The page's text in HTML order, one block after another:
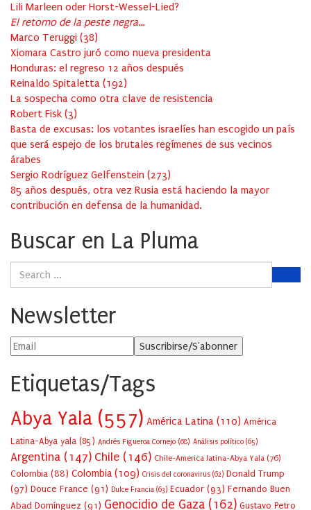
Lili Marleen oder Horst-Wessel-Lied?
El retorno de la peste negra…
Marco Teruggi (38)
Xiomara Castro juró como nueva presidenta
Honduras: el regreso 12 años después
Reinaldo Spitaletta (192)
La sospecha como otra clave de resistencia
Robert Fisk (3)
Basta de excusas: los votantes israelíes han escogido un país
que será espejo de los brutales regímenes de sus vecinos
árabes
Sergio Rodríguez Gelfenstein (273)
85 años después, otra vez Rusia está haciendo la mayor
contribución en defensa de la humanidad.
Buscar en La Pluma
Newsletter
Etiquetas/Tags
Abya Yala (557) América Latina (110) América
Latina-Abya yala (85) Andrés Figueroa Cornejo (68) Análisis político (65)
Argentina (147) Chile (146) Chile-America latina-Abya Yala (76)
Colombia (88) Colombia(109) Crisis del coronavirus (62) Donald Trump
(97) Douce France (91) Dulce Francia (63) Ecuador (93) Fernando Buen
Abad Domínguez (91) Genocidio de Gaza (162) Gustavo Petro